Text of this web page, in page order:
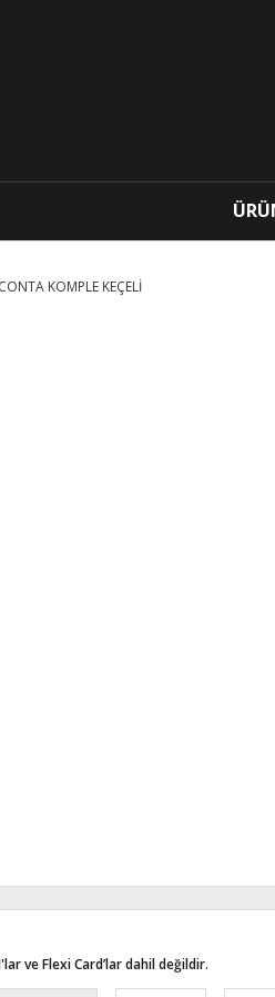
ve Flexi Card’lar dahil değildir.